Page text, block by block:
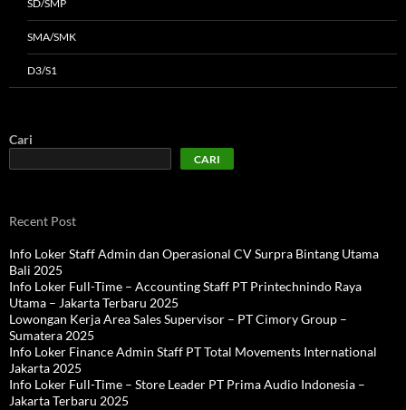
SD/SMP
SMA/SMK
D3/S1
Cari
CARI
Recent Post
Info Loker Staff Admin dan Operasional CV Surpra Bintang Utama
Bali 2025
Info Loker Full-Time – Accounting Staff PT Printechnindo Raya
Utama – Jakarta Terbaru 2025
Lowongan Kerja Area Sales Supervisor – PT Cimory Group –
Sumatera 2025
Info Loker Finance Admin Staff PT Total Movements International
Jakarta 2025
Info Loker Full-Time – Store Leader PT Prima Audio Indonesia –
Jakarta Terbaru 2025